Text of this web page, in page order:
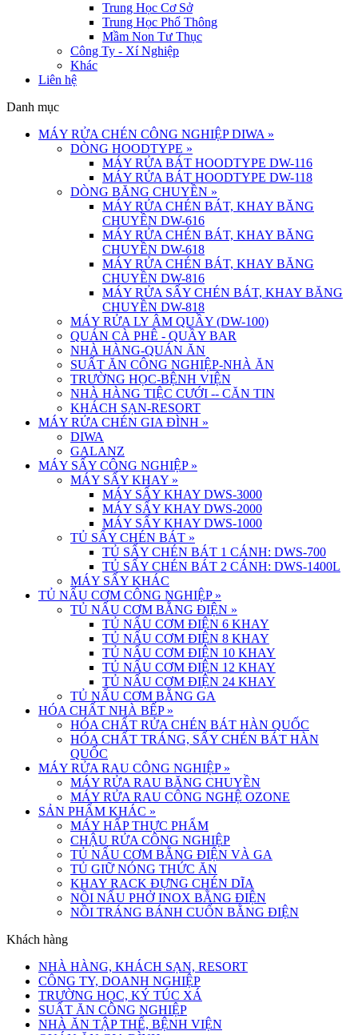
Trung Học Cơ Sở
Trung Học Phổ Thông
Mầm Non Tư Thục
Công Ty - Xí Nghiệp
Khác
Liên hệ
Danh mục
MÁY RỬA CHÉN CÔNG NGHIỆP DIWA »
DÒNG HOODTYPE »
MÁY RỬA BÁT HOODTYPE DW-116
MÁY RỬA BÁT HOODTYPE DW-118
DÒNG BĂNG CHUYỀN »
MÁY RỬA CHÉN BÁT, KHAY BĂNG
CHUYỀN DW-616
MÁY RỬA CHÉN BÁT, KHAY BĂNG
CHUYỀN DW-618
MÁY RỬA CHÉN BÁT, KHAY BĂNG
CHUYỀN DW-816
MÁY RỬA SẤY CHÉN BÁT, KHAY BĂNG
CHUYỀN DW-818
MÁY RỬA LY ÂM QUẦY (DW-100)
QUÁN CÀ PHÊ - QUẦY BAR
NHÀ HÀNG-QUÁN ĂN
SUẤT ĂN CÔNG NGHIỆP-NHÀ ĂN
TRƯỜNG HỌC-BỆNH VIỆN
NHÀ HÀNG TIỆC CƯỚI -- CĂN TIN
KHÁCH SẠN-RESORT
MÁY RỬA CHÉN GIA ĐÌNH »
DIWA
GALANZ
MÁY SẤY CÔNG NGHIỆP »
MÁY SẤY KHAY »
MÁY SẤY KHAY DWS-3000
MÁY SẤY KHAY DWS-2000
MÁY SẤY KHAY DWS-1000
TỦ SẤY CHÉN BÁT »
TỦ SẤY CHÉN BÁT 1 CÁNH: DWS-700
TỦ SẤY CHÉN BÁT 2 CÁNH: DWS-1400L
MÁY SẤY KHÁC
TỦ NẤU CƠM CÔNG NGHIỆP »
TỦ NẤU CƠM BẰNG ĐIỆN »
TỦ NẤU CƠM ĐIỆN 6 KHAY
TỦ NẤU CƠM ĐIỆN 8 KHAY
TỦ NẤU CƠM ĐIỆN 10 KHAY
TỦ NẤU CƠM ĐIỆN 12 KHAY
TỦ NẤU CƠM ĐIỆN 24 KHAY
TỦ NẤU CƠM BẰNG GA
HÓA CHẤT NHÀ BẾP »
HÓA CHẤT RỬA CHÉN BÁT HÀN QUỐC
HÓA CHẤT TRÁNG, SẤY CHÉN BÁT HÀN
QUỐC
MÁY RỬA RAU CÔNG NGHIỆP »
MÁY RỬA RAU BĂNG CHUYỀN
MÁY RỬA RAU CÔNG NGHỆ OZONE
SẢN PHẨM KHÁC »
MÁY HẤP THỰC PHẨM
CHẬU RỬA CÔNG NGHIỆP
TỦ NẤU CƠM BẰNG ĐIỆN VÀ GA
TỦ GIỮ NÓNG THỨC ĂN
KHAY RACK ĐỰNG CHÉN DĨA
NỒI NẤU PHỞ INOX BẰNG ĐIỆN
NỒI TRÁNG BÁNH CUỐN BẰNG ĐIỆN
Khách hàng
NHÀ HÀNG, KHÁCH SẠN, RESORT
CÔNG TY, DOANH NGHIỆP
TRƯỜNG HỌC, KÝ TÚC XÁ
SUẤT ĂN CÔNG NGHIỆP
NHÀ ĂN TẬP THỂ, BỆNH VIỆN